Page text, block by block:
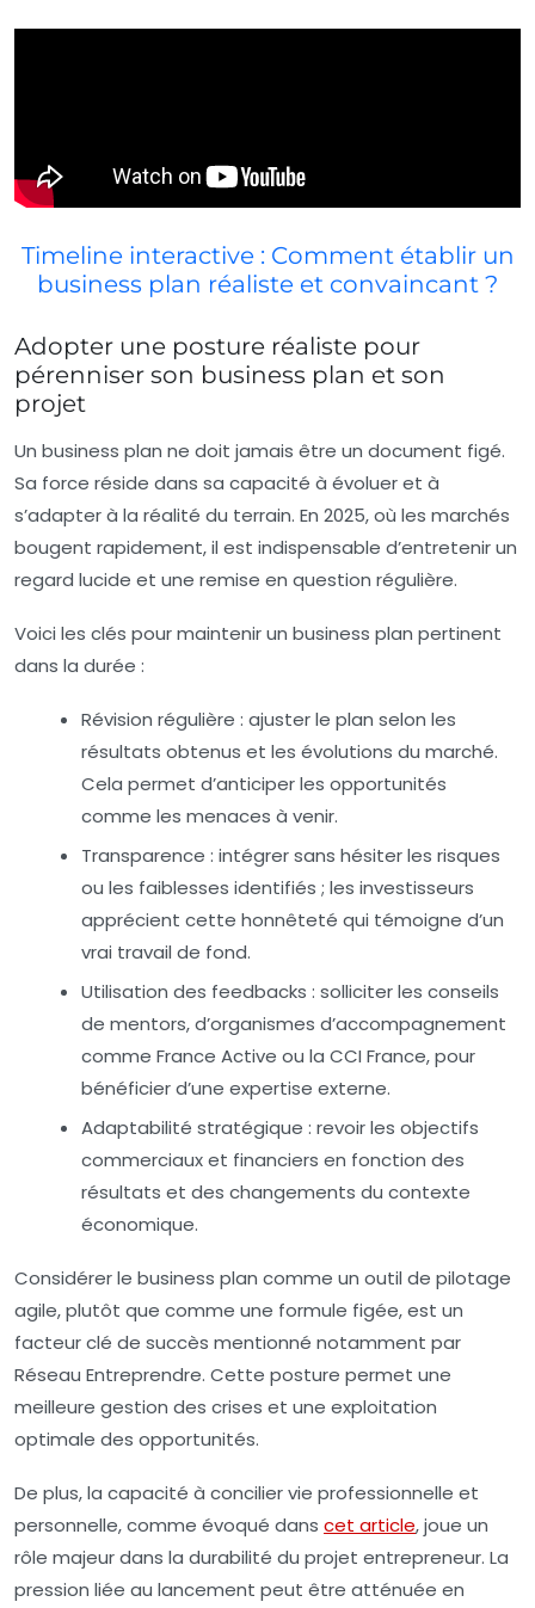
Timeline interactive : Comment établir un
business plan réaliste et convaincant ?
Adopter une posture réaliste pour
pérenniser son business plan et son
projet
Un business plan ne doit jamais être un document figé.
Sa force réside dans sa capacité à évoluer et à
s’adapter à la réalité du terrain. En 2025, où les marchés
bougent rapidement, il est indispensable d’entretenir un
regard lucide et une remise en question régulière.
Voici les clés pour maintenir un business plan pertinent
dans la durée :
Révision régulière : ajuster le plan selon les
résultats obtenus et les évolutions du marché.
Cela permet d’anticiper les opportunités
comme les menaces à venir.
Transparence : intégrer sans hésiter les risques
ou les faiblesses identifiés ; les investisseurs
apprécient cette honnêteté qui témoigne d’un
vrai travail de fond.
Utilisation des feedbacks : solliciter les conseils
de mentors, d’organismes d’accompagnement
comme France Active ou la CCI France, pour
bénéficier d’une expertise externe.
Adaptabilité stratégique : revoir les objectifs
commerciaux et financiers en fonction des
résultats et des changements du contexte
économique.
Considérer le business plan comme un outil de pilotage
agile, plutôt que comme une formule figée, est un
facteur clé de succès mentionné notamment par
Réseau Entreprendre. Cette posture permet une
meilleure gestion des crises et une exploitation
optimale des opportunités.
De plus, la capacité à concilier vie professionnelle et
personnelle, comme évoqué dans cet article, joue un
rôle majeur dans la durabilité du projet entrepreneur. La
pression liée au lancement peut être atténuée en